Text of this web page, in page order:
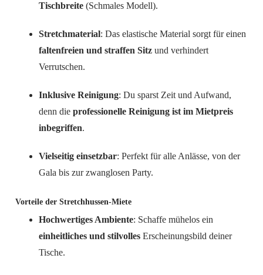
Tischbreite (Schmales Modell).
Stretchmaterial: Das elastische Material sorgt für einen
faltenfreien und straffen Sitz und verhindert
Verrutschen.
Inklusive Reinigung: Du sparst Zeit und Aufwand,
denn dieprofessionelle Reinigung ist im Mietpreis
inbegriffen.
Vielseitig einsetzbar: Perfekt für alle Anlässe, von der
Gala bis zur zwanglosen Party.
Vorteile der Stretchhussen-Miete
Hochwertiges Ambiente: Schaffe mühelos ein
einheitliches und stilvolles Erscheinungsbild deiner
Tische.